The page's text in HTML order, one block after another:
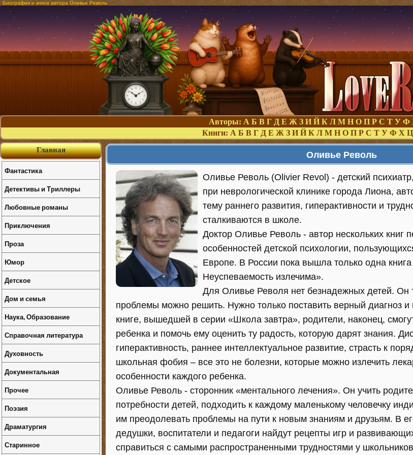
Биография и книги автора Оливье Револь
Авторы: А Б В Г Д Е Ж З И Й К Л М Н О П Р С Т У Ф
Книги: А Б В Г Д Е Ж З И Й К Л М Н О П Р С Т У Ф Х Ц
Оливье Револь
Оливье Револь (Olivier Revol) - детский
при неврологической клинике города Лиона,
тему раннего развития, гиперактивности и
сталкиваются в школе.
Доктор Оливье Револь - автор нескольких книг
особенностей детской психологии,
Европе. В России пока вышла только одна
Неуспеваемость излечима».
Для Оливье Револя нет безнадежных детей.
проблемы можно решить. Нужно только поставить верный диагноз и
книге, вышедшей в серии «Школа завтра», родители, наконец,
ребенка и помочь ему оценить ту радость, которую дарят знания.
гиперактивность, раннее интеллектуальное развитие, страсть к
школьная фобия – все это не болезни, которые можно излечить
особенности каждого ребенка.
Оливье Револь - сторонник «ментального лечения». Он учить
потребности детей, подходить к каждому маленькому человечку
им преодолевать проблемы на пути к новым знаниям и друзьям. В
дедушки, воспитатели и педагоги найдут рецепты игр и
справиться с самыми распространенными трудностями у
Главная
Фантастика
Детективы и Триллеры
Любовные романы
Приключения
Проза
Юмор
Детское
Дом и семья
Наука, Образование
Справочная литература
Духовность
Документальная
Прочее
Поэзия
Драматургия
Старинное